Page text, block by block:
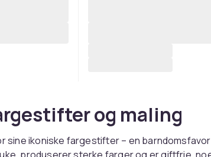
og maling
sine ikoniske fargestifter – en